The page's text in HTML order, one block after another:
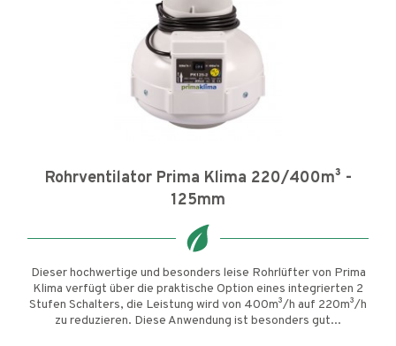
Rohrventilator Prima Klima 220/400m³ -
125mm
Dieser hochwertige und besonders leise Rohrlüfter von Prima
Klima verfügt über die praktische Option eines integrierten 2
Stufen Schalters, die Leistung wird von 400m³/h auf 220m³/h
zu reduzieren. Diese Anwendung ist besonders gut...